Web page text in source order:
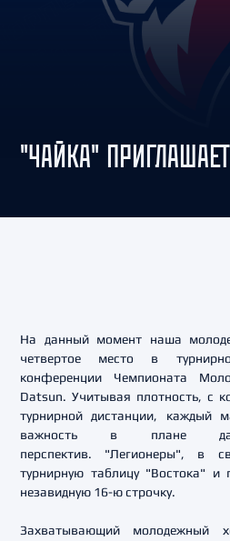
"ЧАЙКА"
На данный момент наша
четвертое место в
конференции Чемпионата
Datsun. Учитывая плотность, с
турнирной дистанции, каждый
важность в плане
перспектив. "Легионеры", в
турнирную таблицу "Востока" и
незавидную 16-ю строчку.
Захватывающий молодежный